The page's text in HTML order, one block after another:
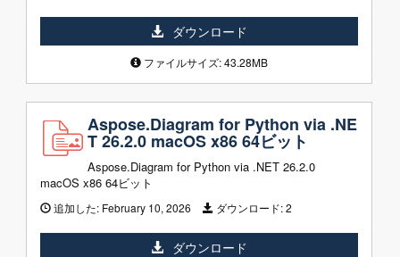
ダウンロード
ファイルサイズ: 43.28MB
Aspose.Diagram for Python via .NE
T 26.2.0 macOS x86 64ビット
Aspose.Diagram for Python via .NET 26.2.0
macOS x86 64ビット
追加した: February 10, 2026 ダウンロード:2
ダウンロード